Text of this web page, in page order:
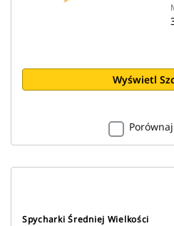
Wyświetl
Spycharki Średniej Wielkości